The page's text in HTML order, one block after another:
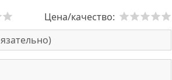
Цена/качество: